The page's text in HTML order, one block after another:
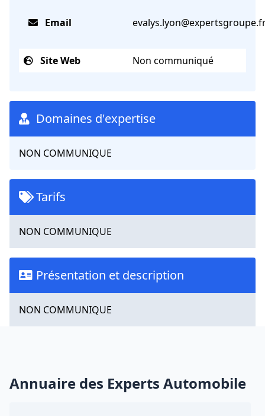
Email
Site Web Non communiqué
Domaines d'expertise
NON COMMUNIQUE
Tarifs
NON COMMUNIQUE
Présentation et description
NON COMMUNIQUE
Annuaire des Experts Automobile